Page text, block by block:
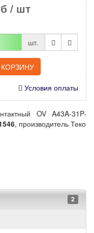
/ шт
шт.
КОРЗИНУ
Условия оплаты
OV A43A-31P-
, производитель Теко
2